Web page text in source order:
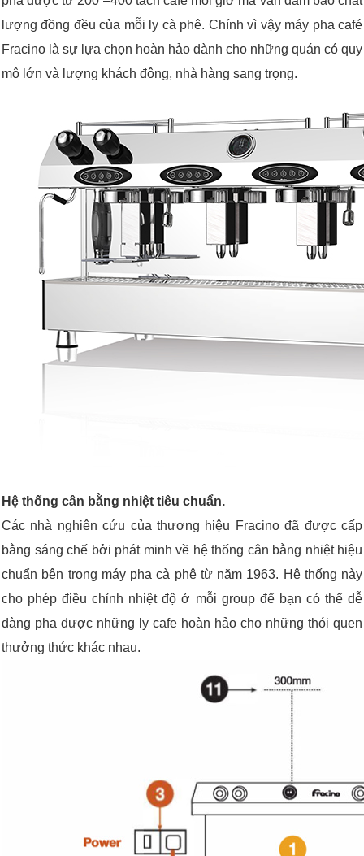
lượng đồng đều của mỗi ly cà phê. Chính vì vậy máy pha café
Fracino là sự lựa chọn hoàn hảo dành cho những quán có quy
mô lớn và lượng khách đông, nhà hàng sang trọng.
Hệ thống cân bằng nhiệt tiêu chuẩn.
Các nhà nghiên cứu của thương hiệu Fracino đã được cấp
bằng sáng chế bởi phát minh về hệ thống cân bằng nhiệt hiệu
chuẩn bên trong máy pha cà phê từ năm 1963. Hệ thống này
cho phép điều chỉnh nhiệt độ ở mỗi group để bạn có thể dễ
dàng pha được những ly cafe hoàn hảo cho những thói quen
thưởng thức khác nhau.